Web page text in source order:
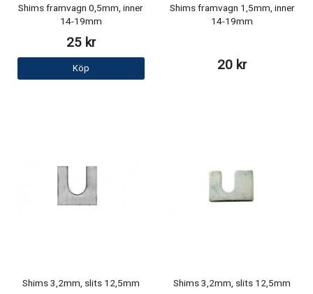
Shims framvagn 0,5mm, inner
14-19mm
25 kr
Köp
Shims framvagn 1,5mm, inner
14-19mm
20 kr
Shims 3,2mm, slits 12,5mm Shims 3,2mm, slits 12,5mm